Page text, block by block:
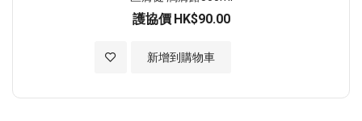
護協價 HK$90.00
新增到購物車
加入至願望清單